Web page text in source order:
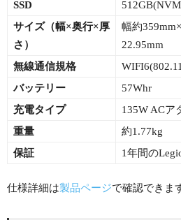
SSD
サイズ（幅×奥行×厚
さ）
幅約
22.95mm
無線通信規格
バッテリー
57Whr
充電タイプ
135W ACア
重量
約1.77kg
保証
1年間の
仕様詳細は製品ページで確認できま